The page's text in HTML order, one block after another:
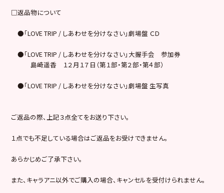
□返品物について
●「LOVE TRIP / しあわせを分けなさい」劇場盤 ＣＤ
●「LOVE TRIP / しあわせを分けなさい」大握手会 参加券
島崎遥香 １２月１７日（第１部・第２部・第４部）
●「LOVE TRIP / しあわせを分けなさい」劇場盤 生写真
ご返品の際、上記３点全てをお送り下さい。
１点でも不足している場合はご返品をお受けできません。
あらかじめご了承下さい。
また、キャラアニ以外でご購入の場合、キャンセルを受付けられません。